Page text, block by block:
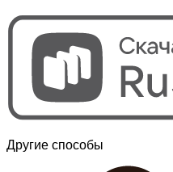
Другие способы